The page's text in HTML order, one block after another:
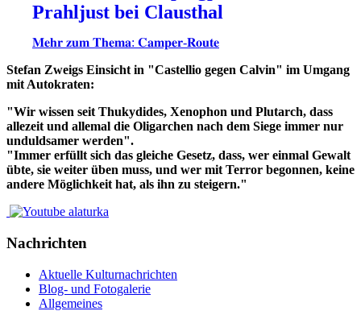
Prahljust bei Clausthal
𝐌𝐞𝐡𝐫 𝐳𝐮𝐦 𝐓𝐡𝐞𝐦𝐚: 𝐂𝐚𝐦𝐩𝐞𝐫-𝐑𝐨𝐮𝐭𝐞
Stefan Zweigs Einsicht in "Castellio gegen Calvin" im Umgang
mit Autokraten:
"Wir wissen seit Thukydides, Xenophon und Plutarch, dass
allezeit und allemal die Oligarchen nach dem Siege immer nur
unduldsamer werden".
"Immer erfüllt sich das gleiche Gesetz, dass, wer einmal Gewalt
übte, sie weiter üben muss, und wer mit Terror begonnen, keine
andere Möglichkeit hat, als ihn zu steigern."
Nachrichten
Aktuelle Kulturnachrichten
Blog- und Fotogalerie
Allgemeines